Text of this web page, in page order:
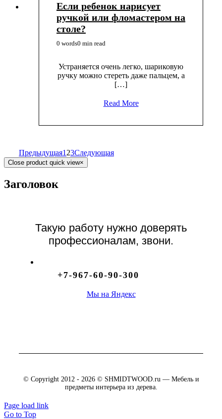
Если ребенок нарисует
ручкой или фломастером на
столе?
0 words0 min read
Устраняется очень легко, шариковую
ручку можно стереть даже пальцем, а
[…]
Read More
Предыдущая1 23Следующая
Close product quick view×
Заголовок
Такую работу нужно доверять
профессионалам, звони.
+7-967-60-90-300
Мы на Яндекс
© Copyright 2012 - 2026 © SHMIDTWOOD.ru — Мебель и
предметы интерьера из дерева.
Page load link
Go to Top